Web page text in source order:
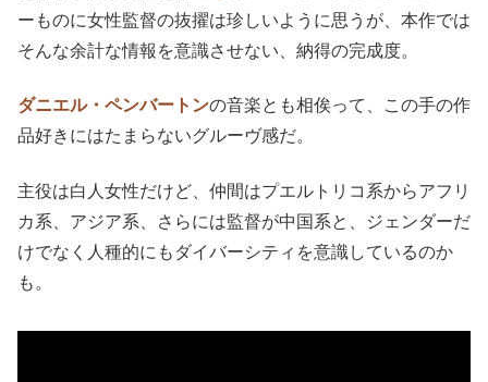
ーものに女性監督の抜擢は珍しいように思うが、本作では
そんな余計な情報を意識させない、納得の完成度。
ダニエル・ペンバートンの音楽とも相俟って、この手の作
品好きにはたまらないグルーヴ感だ。
主役は白人女性だけど、仲間はプエルトリコ系からアフリ
カ系、アジア系、さらには監督が中国系と、ジェンダーだ
けでなく人種的にもダイバーシティを意識しているのか
も。